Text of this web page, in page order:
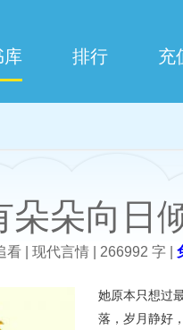
库 排行 充
朵朵向日
看 | 现代言情 | 266992 字 |
她原本只想过
落，岁月静好